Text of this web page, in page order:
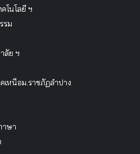
โนโลยี ฯ
รม
ลัย ฯ
เหนือม.ราชภัฏลำปาง
าษา